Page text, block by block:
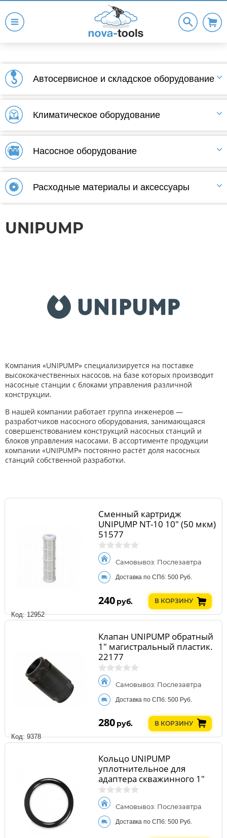
Автосервисное и складское оборудование
Климатическое оборудование
Насосное оборудование
Расходные материалы и аксессуары
UNIPUMP
Компания «UNIPUMP» специализируется на поставке
высококачественных насосов, на базе которых производит
насосные станции с блоками управления различной
конструкции.
В нашей компании работает группа инженеров —
разработчиков насосного оборудования, занимающаяся
совершенствованием конструкций насосных станций и
блоков управления насосами. В ассортименте продукции
компании «UNIPUMP» постоянно растёт доля насосных
станций собственной разработки.
Код: 12952
Сменный картридж
UNIPUMP NT-10 10" (50 мкм)
51577
Самовывоз: Послезавтра
Доставка по СПб: 500 Руб.
240 руб. В КОРЗИНУ
Код: 9378
Клапан UNIPUMP обратный
1" магистральный пластик.
22177
Самовывоз: Послезавтра
Доставка по СПб: 500 Руб.
280 руб. В КОРЗИНУ
Кольцо UNIPUMP
уплотнительное для
адаптера скважинного 1"
65554
Самовывоз: Послезавтра
Доставка по СПб: 500 Руб.